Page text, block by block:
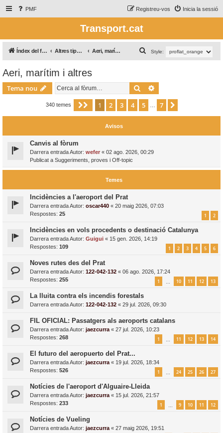
PMF Inicia la sessió
Registreu-vos
Transport.cat
Índex del fòrum Altres tipus de transport / Otros tipos de transporte Aeri, marítim i altres Style:
e
c
a
Aeri, marítim i altres
Tema nou Cerca
340 temes Pàgina de
1 2 3 4 5 7
Avisos
Canvis al fòrum
Darrera entrada Autor: wefer « 02 ago. 2026, 00:29
Publicat a Suggeriments, proves i Off-topic
Temes
Incidències a l'aeroport del Prat
Darrera entrada Autor: oscar440 « 20 maig 2026, 07:03
Respostes: 25 1 2
Incidències en vols procedents o destinació Catalunya
Darrera entrada Autor: Guigui « 15 gen. 2026, 14:19
Respostes: 109 1 2 3 4 5 6
Noves rutes des del Prat
Darrera entrada Autor: 122-042-132 « 06 ago. 2026, 17:24
Respostes: 255 1 10 11 12 13
La lluita contra els incendis forestals
Darrera entrada Autor: 122-042-132 « 29 jul. 2026, 09:30
FIL OFICIAL: Passatgers als aeroports catalans
Darrera entrada Autor: jaezcurra « 27 jul. 2026, 10:23
Respostes: 268 1 11 12 13 14
El futuro del aeropuerto del Prat...
Darrera entrada Autor: jaezcurra « 19 jul. 2026, 18:34
Respostes: 526 1 24 25 26 27
Notícies de l'aeroport d'Alguaire-Lleida
Darrera entrada Autor: jaezcurra « 15 jul. 2026, 21:57
Respostes: 233 1 9 10 11 12
Notícies de Vueling
Darrera entrada Autor: jaezcurra « 27 maig 2026, 19:51